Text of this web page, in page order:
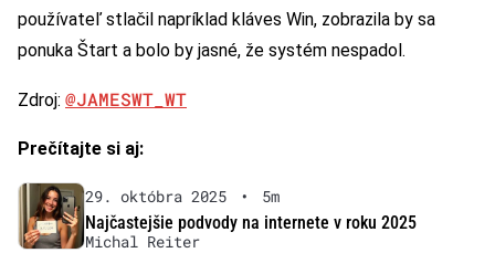
používateľ stlačil napríklad kláves Win, zobrazila by sa
ponuka Štart a bolo by jasné, že systém nespadol.
Zdroj: @JAMESWT_WT
Prečítajte si aj:
29. októbra 2025 •
5m
Najčastejšie podvody na internete v roku 2025
Michal Reiter